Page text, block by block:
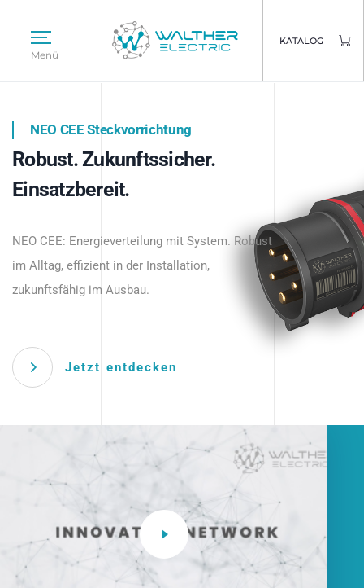
Menü
KATALOG
Intelligente Stromverteilung
beginnt hier.
NEO CEE Steckvorrichtung
Robust. Zukunftssicher.
Einsatzbereit.
NEO CEE: Energieverteilung mit System. Robust
im Alltag, effizient in der Installation,
zukunftsfähig im Ausbau.
Jetzt entdecken
Intelligenz trifft Energie.
Anwendungen – robust, IP-geschützt und
zukunftsfähig.